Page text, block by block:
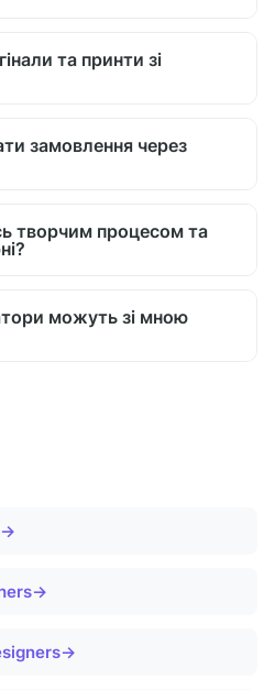
та принти зі
замовлення через
творчим процесом та
можуть зі мною
→
→
→